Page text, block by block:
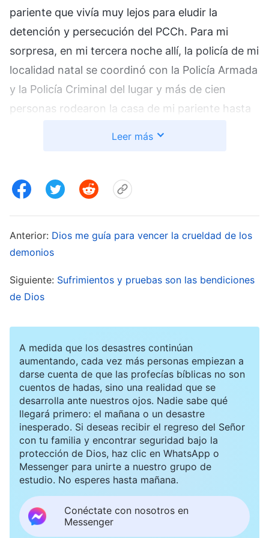
pariente que vivía muy lejos para eludir la
detención y persecución del PCCh. Para mi
sorpresa, en mi tercera noche allí, la policía de mi
localidad natal se coordinó con la Policía Armada
y la Policía Criminal del lugar y más de cien
personas rodearon la casa de mi pariente hasta
cabeza, y uno me gritó: “¡Un solo movimiento y
hacia la espalda, por encima del hombro, y
no podían esposarme, apoyaron un pie en mi
espalda para arrastrar el brazo hacia arriba y
650 yuanes que llevaba, me preguntaron dónde
estaba el dinero de la iglesia y me dijeron que lo
entregara todo, lo cual me enfureció. ¿Qué clase
de “policía del pueblo” era esa? Yo asistía a
reuniones, leía las palabras de Dios y cumplía con
el deber de mi fe, pero ellos habían reunido
semejante fuerza, habían llegado hasta allí solo
malversar el dinero de la iglesia. ¡Era el colmo!
Viendo que no hablaba, se me acercó un agente
Leer más
Anterior: Dios me guía para vencer la crueldad de los
demonios
Siguiente: Sufrimientos y pruebas son las bendiciones
de Dios
A medida que los desastres continúan
aumentando, cada vez más personas empiezan a
darse cuenta de que las profecías bíblicas no son
cuentos de hadas, sino una realidad que se
desarrolla ante nuestros ojos. Nadie sabe qué
llegará primero: el mañana o un desastre
inesperado. Si deseas recibir el regreso del Señor
con tu familia y encontrar seguridad bajo la
protección de Dios, haz clic en WhatsApp o
Messenger para unirte a nuestro grupo de
estudio. No esperes hasta mañana.
Conéctate con nosotros en
Messenger